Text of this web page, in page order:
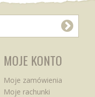
MOJE KONTO
Moje zamówienia
Moje rachunki